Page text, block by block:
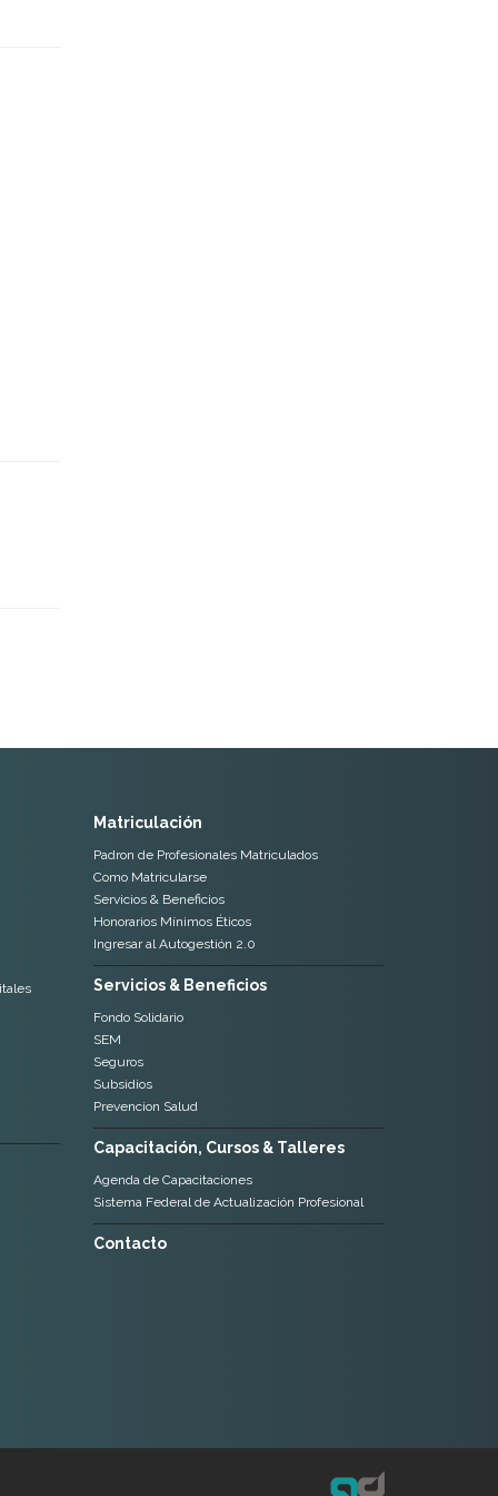
Matriculación
Padron de Profesionales Matriculados
Como Matricularse
Servicios & Beneficios
Honorarios Mínimos Éticos
Ingresar al Autogestión 2.0
Servicios & Beneficios
Fondo Solidario
SEM
Seguros
Subsidios
Prevencion Salud
Capacitación, Cursos & Talleres
Agenda de Capacitaciones
Sistema Federal de Actualización Profesional
Contacto